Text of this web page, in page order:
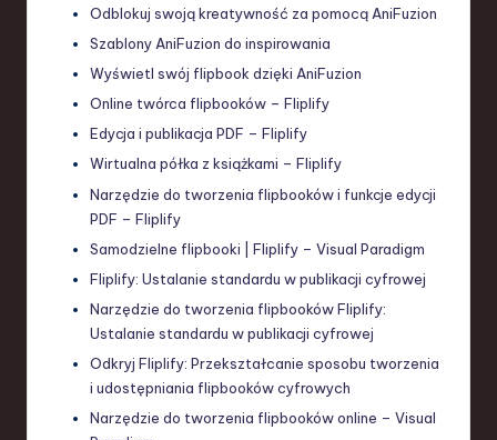
Odblokuj swoją kreatywność za pomocą AniFuzion
Szablony AniFuzion do inspirowania
Wyświetl swój flipbook dzięki AniFuzion
Online twórca flipbooków – Fliplify
Edycja i publikacja PDF – Fliplify
Wirtualna półka z książkami – Fliplify
Narzędzie do tworzenia flipbooków i funkcje edycji
PDF – Fliplify
Samodzielne flipbooki | Fliplify – Visual Paradigm
Fliplify: Ustalanie standardu w publikacji cyfrowej
Narzędzie do tworzenia flipbooków Fliplify:
Ustalanie standardu w publikacji cyfrowej
Odkryj Fliplify: Przekształcanie sposobu tworzenia
i udostępniania flipbooków cyfrowych
Narzędzie do tworzenia flipbooków online – Visual